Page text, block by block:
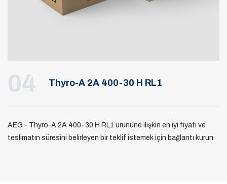
04 Thyro-A 2A 400-30 H RL1
AEG - Thyro-A 2A 400-30 H RL1 ürününe ilişkin en iyi fiyatı ve
teslimatın süresini belirleyen bir teklif istemek için bağlantı kurun.